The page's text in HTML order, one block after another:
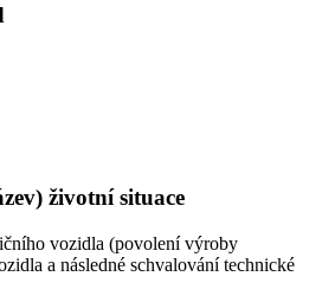
životní situace
vozidla (povolení výroby
a následné schvalování technické